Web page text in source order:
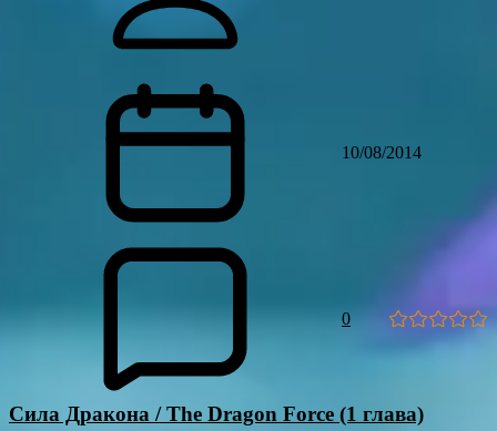
10/08/2014
0
Сила Дракона / The Dragon Force (1 глава)